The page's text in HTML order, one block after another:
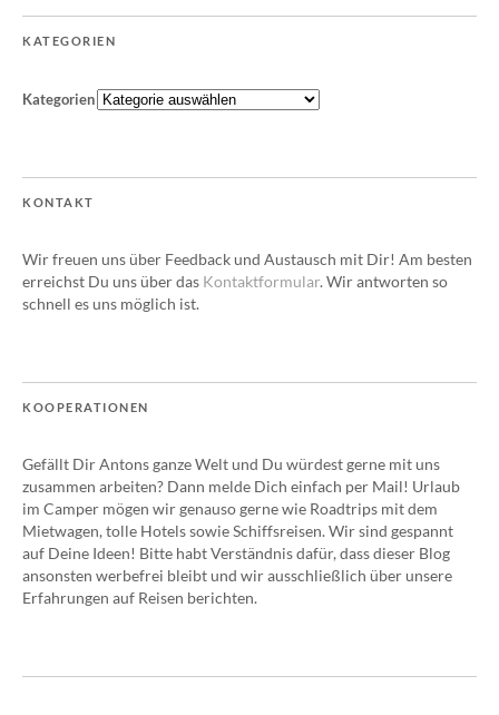
KATEGORIEN
Kategorien
KONTAKT
Wir freuen uns über Feedback und Austausch mit Dir! Am besten
erreichst Du uns über das Kontaktformular. Wir antworten so
schnell es uns möglich ist.
KOOPERATIONEN
Gefällt Dir Antons ganze Welt und Du würdest gerne mit uns
zusammen arbeiten? Dann melde Dich einfach per Mail! Urlaub
im Camper mögen wir genauso gerne wie Roadtrips mit dem
Mietwagen, tolle Hotels sowie Schiffsreisen. Wir sind gespannt
auf Deine Ideen! Bitte habt Verständnis dafür, dass dieser Blog
ansonsten werbefrei bleibt und wir ausschließlich über unsere
Erfahrungen auf Reisen berichten.